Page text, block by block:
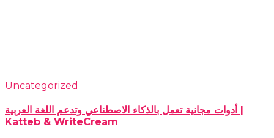
Uncategorized
أدوات مجانية تعمل بالذكاء الاصطناعي وتدعم اللغة العربية |
Katteb & WriteCream